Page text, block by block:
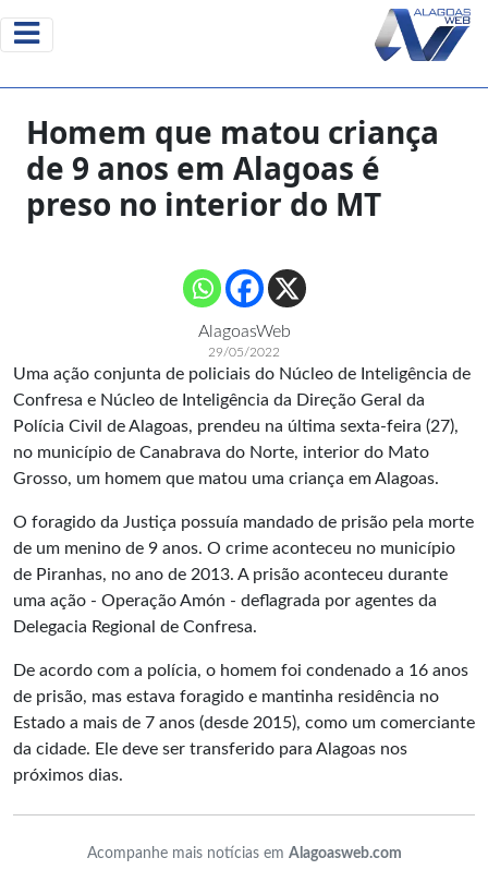
Homem que matou criança
de 9 anos em Alagoas é
preso no interior do MT
AlagoasWeb
29/05/2022
Uma ação conjunta de policiais do Núcleo de Inteligência de
Confresa e Núcleo de Inteligência da Direção Geral da
Polícia Civil de Alagoas, prendeu na última sexta-feira (27),
no município de Canabrava do Norte, interior do Mato
Grosso, um homem que matou uma criança em Alagoas.
O foragido da Justiça possuía mandado de prisão pela morte
de um menino de 9 anos. O crime aconteceu no município
de Piranhas, no ano de 2013. A prisão aconteceu durante
uma ação - Operação Amón - deflagrada por agentes da
Delegacia Regional de Confresa.
De acordo com a polícia, o homem foi condenado a 16 anos
de prisão, mas estava foragido e mantinha residência no
Estado a mais de 7 anos (desde 2015), como um comerciante
da cidade. Ele deve ser transferido para Alagoas nos
próximos dias.
Acompanhe mais notícias em Alagoasweb.com